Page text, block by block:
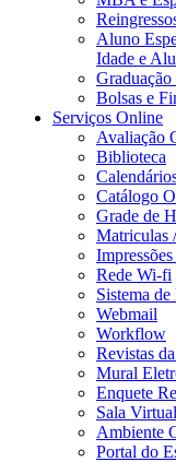
Aluno
Idade e
Bolsas e
Serviços Online
Avaliação
Biblioteca
Catálogo
Grade de
Matriculas
Rede Wi-fi
Sistema
Webmail
Workflow
Revistas
Mural
Enquete
Sala Virtual
Ambiente
Portal do